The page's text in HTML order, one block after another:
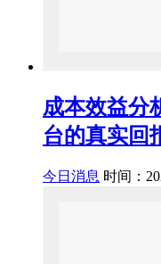
成本效益分
台的真实回
今日消息 时间：